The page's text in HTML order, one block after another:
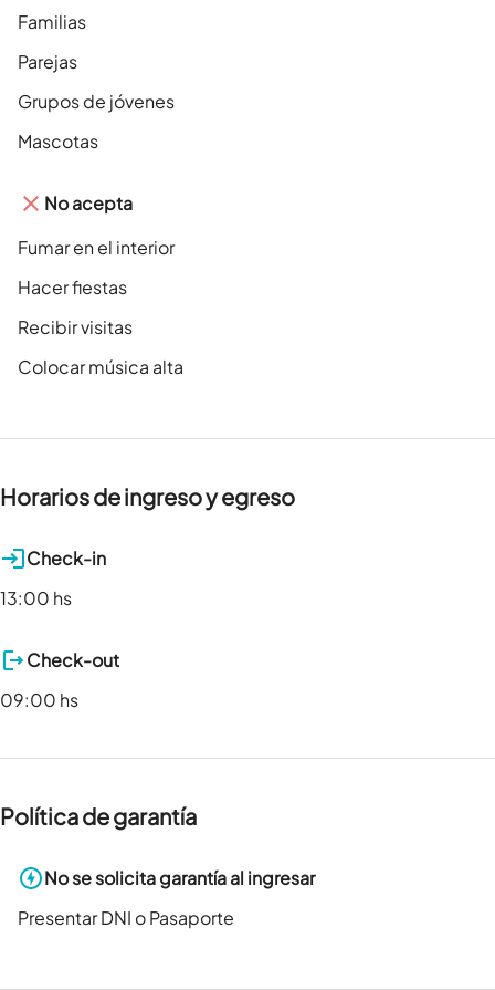
Familias
Parejas
Grupos de jóvenes
Mascotas
No acepta
Fumar en el interior
Hacer fiestas
Recibir visitas
Colocar música alta
Horarios de ingreso y egreso
Check-in
13:00 hs
Check-out
09:00 hs
Política de garantía
No se solicita garantía al ingresar
Presentar DNI o Pasaporte